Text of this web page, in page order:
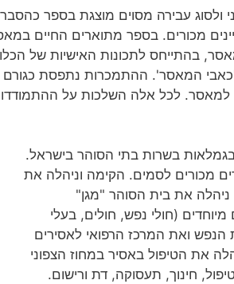
ולסוג עבירה מסוים מוצגת בספר
מכורים. בספר מתוארים החיים
בהתייחס לתכונות האישיות של
המאסר'. ההתמכרות נתפסת כגורם
למאסר. לכל אלה השלכות על
בגמלאות בשרות בתי הסוהר בישראל.
מכורים לסמים. הקימה וניהלה את
את בית הסוהר "מגן"
(חולי נפש, חולים, בעלי
הנפש ואת המרכז הרפואי לאסירים
את הטיפול באסיר במחוז הצפוני
חינוך, תעסוקה, דת ורישום.